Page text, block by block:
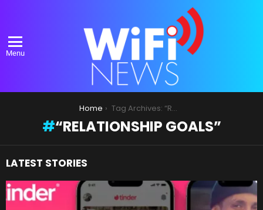
Menu
Home Tag Archives: “Relationship Goals”
“RELATIONSHIP GOALS”
LATEST STORIES